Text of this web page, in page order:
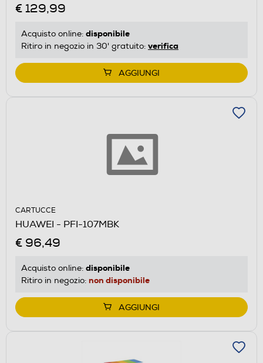
€ 129,99
Acquisto online: disponibile
Ritiro in negozio in 30' gratuito: verifica
AGGIUNGI
CARTUCCE
HUAWEI - PFI-107MBK
€ 96,49
Acquisto online: disponibile
Ritiro in negozio: non disponibile
AGGIUNGI